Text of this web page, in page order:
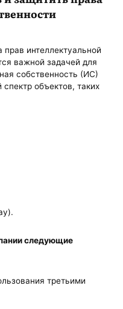
интеллектуальной
важной задачей для
собственность (ИС)
объектов, таких
следующие
третьими